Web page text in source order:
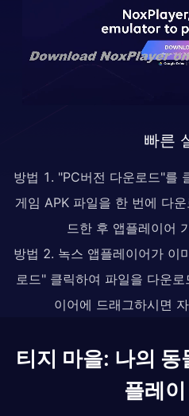
빠른
방법 1. "PC버전 다운로드"를
게임 APK 파일을 한 번에 다
드한 후 앱플레이어
방법 2. 녹스 앱플레이어가 이
로드" 클릭하여 파일을 다운
이어에 드래그하시면
티지 마을: 나의
플레